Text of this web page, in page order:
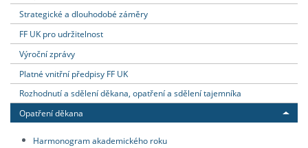
Strategické a dlouhodobé záměry
FF UK pro udržitelnost
Výroční zprávy
Platné vnitřní předpisy FF UK
Rozhodnutí a sdělení děkana, opatření a sdělení tajemníka
Opatření děkana
Harmonogram akademického roku